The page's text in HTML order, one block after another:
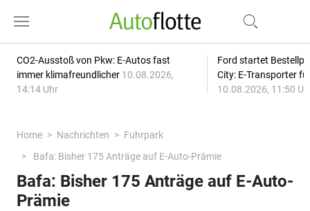
CO2-Ausstoß von Pkw: E-Autos fast
immer klimafreundlicher 10.08.2026,
14:14 Uhr
Ford startet
City: E-Transporter
10.08.2026, 11:50
Home Nachrichten
Fuhrpark
Bafa: Bisher 175 Anträge auf E-Auto-Prämie
Bafa: Bisher 175 Anträge auf E-Auto-
Prämie